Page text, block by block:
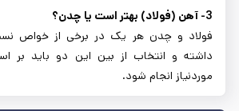
3- آهن (فولاد) بهتر است یا چدن؟
فولاد و چدن هر یک در برخی از خواص
داشته و انتخاب از بین این دو باید بر
موردنیاز انجام شود.